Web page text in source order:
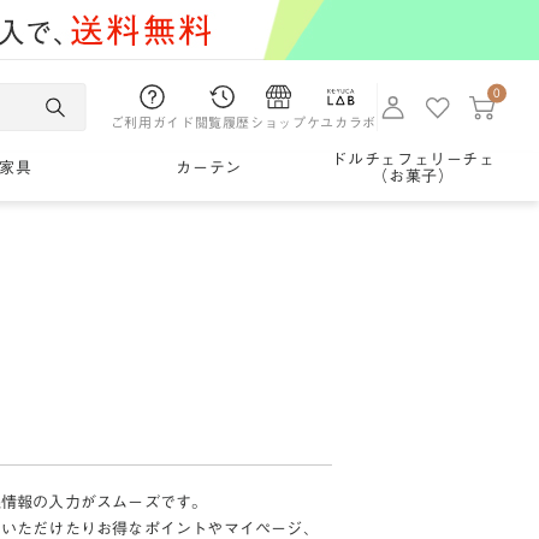
ご利用ガイド 閲覧履歴 ショップケユカラボ
0
家具 カーテン
ドルチェフェリーチェ
（お菓子）
報の入力がスムーズです。
ただけたりお得なポイントやマイページ、